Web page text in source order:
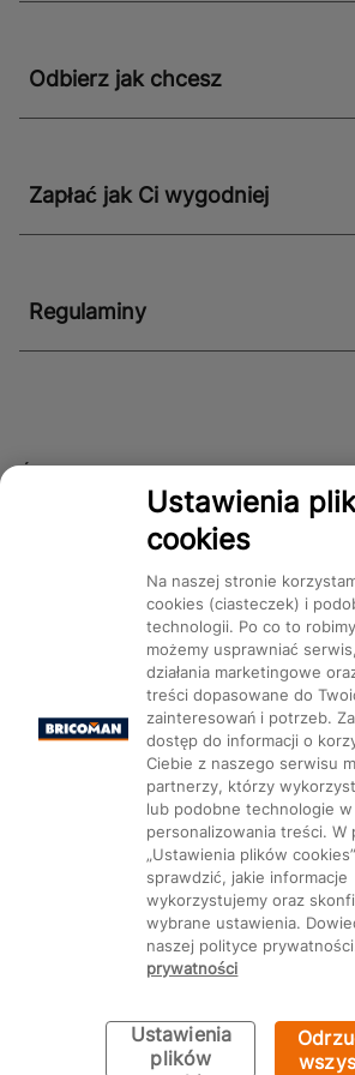
Odbierz jak chcesz
Zapłać jak Ci wygodniej
Regulaminy
Śledź nas!
Mapa Strony: Kategorie Produkty Marki
Ustawienia plików
Ustawienia
cookies
Na naszej stronie
cookies (ciasteczek) i
technologii. Po co to
możemy usprawniać
działania marketingowe
treści dopasowane do
zainteresowań i potrzeb.
dostęp do informacji o
Ciebie z naszego serwisu
partnerzy, którzy
lub podobne technologie w
personalizowania treści. W
„Ustawienia plików
sprawdzić, jakie informacje
wykorzystujemy oraz
wybrane ustawienia.
naszej polityce
prywatności
Ustawienia
plików